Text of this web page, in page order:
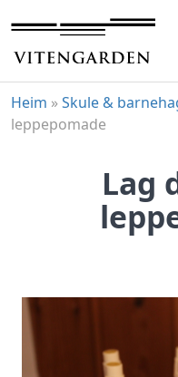
til
innhold
Heim »Skule &
leppepomade
Lag